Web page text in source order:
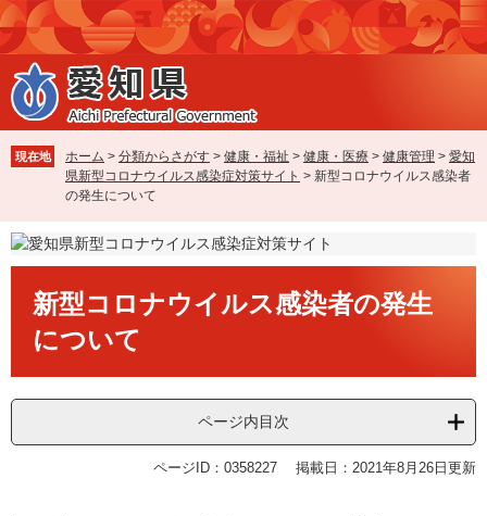
ペ
ー
ジ
の
先
で
す
メ
ニ
ュ
ー
を
ば
し
文
現在地 ホーム > 分類からさがす > 健康・福祉 > 健康・医療 > 健康管理 > 愛知
県新型コロナウイルス感染症対策サイト > 新型コロナウイルス感染者
の発生について
新型コロナウイルス感染者の発生
について
ページ内目次
ページID：0358227 掲載日：2021年8月26日更新